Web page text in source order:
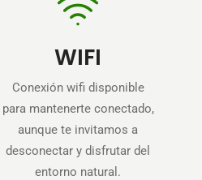
WIFI
Conexión wifi disponible
para mantenerte conectado,
aunque te invitamos a
desconectar y disfrutar del
entorno natural.